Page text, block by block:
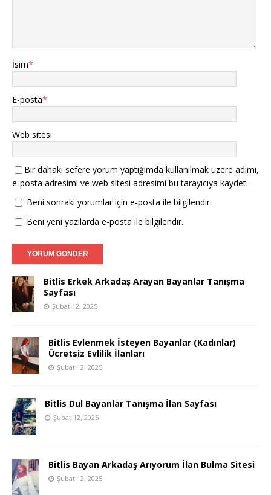
İsim*
E-posta*
Web sitesi
Bir dahaki sefere yorum yaptığımda kullanılmak üzere adımı,
e-posta adresimi ve web sitesi adresimi bu tarayıcıya kaydet.
Beni sonraki yorumlar için e-posta ile bilgilendir.
Beni yeni yazılarda e-posta ile bilgilendir.
Bitlis Erkek Arkadaş Arayan Bayanlar Tanışma
Sayfası
Şubat 12, 2025
Bitlis Evlenmek İsteyen Bayanlar (Kadınlar)
Ücretsiz Evlilik İlanları
Şubat 12, 2025
Bitlis Dul Bayanlar Tanışma İlan Sayfası
Şubat 12, 2025
Bitlis Bayan Arkadaş Arıyorum İlan Bulma Sitesi
Şubat 12, 2025